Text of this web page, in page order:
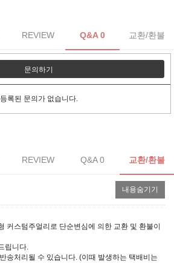
REVIEW Q&A 0 교환/환불
문의하기
등록된 문의가 없습니다.
REVIEW Q&A 0 교환/환불
내용숨기기
커스텀주얼리로 단순변심에 의한 교환 및 환불이
립니다.
송처리될 수 있습니다. (이때 발생하는 택배비는